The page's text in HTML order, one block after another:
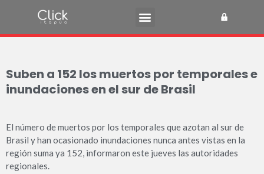
Suben a 152 los muertos por temporales e
inundaciones en el sur de Brasil
El número de muertos por los temporales que azotan al sur de
Brasil y han ocasionado inundaciones nunca antes vistas en la
región suma ya 152, informaron este jueves las autoridades
regionales.